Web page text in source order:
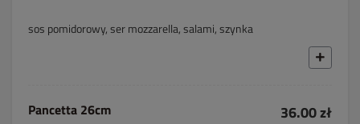
sos pomidorowy, ser mozzarella, salami, szynka
Pancetta 26cm 36.00 zł